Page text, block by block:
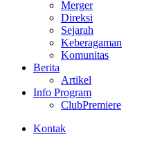
Merger
Direksi
Sejarah
Keberagaman
Komunitas
Berita
Artikel
Info Program
ClubPremiere
Kontak